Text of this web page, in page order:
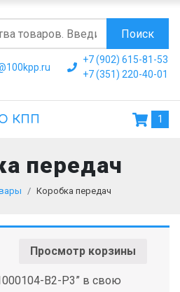
+7 (902) 615-81-53
+7 (351) 220-40-01
Поиск
КПП 1
передач
Коробка передач
Просмотр корзины
В2-Р3” в свою